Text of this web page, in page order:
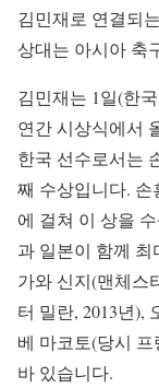
김민재로 연결되
상대는 아시아 축
김민재는 1일(한
연간 시상식에서
한국 선수로서는
째 수상입니다. 손
에 걸쳐 이 상을
과 일본이 함께
가와 신지(맨체스
터 밀란, 2013년),
베 마코토(당시
바 있습니다.